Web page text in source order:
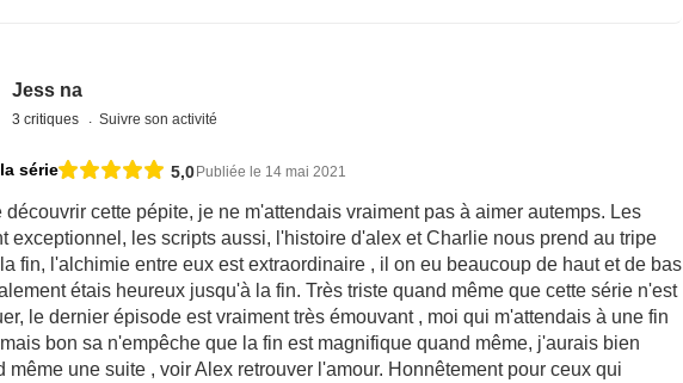
Jess na
3 critiques Suivre son activité
série 5,0 Publiée le 14 mai 2021
découvrir cette pépite, je ne m'attendais vraiment pas à aimer autemps. Les
exceptionnel, les scripts aussi, l'histoire d'alex et Charlie nous prend au tripe
fin, l'alchimie entre eux est extraordinaire , il on eu beaucoup de haut et de bas
étais heureux jusqu'à la fin. Très triste quand même que cette série n'est
le dernier épisode est vraiment très émouvant , moi qui m'attendais à une fin
bon sa n'empêche que la fin est magnifique quand même, j'aurais bien
même une suite , voir Alex retrouver l'amour. Honnêtement pour ceux qui